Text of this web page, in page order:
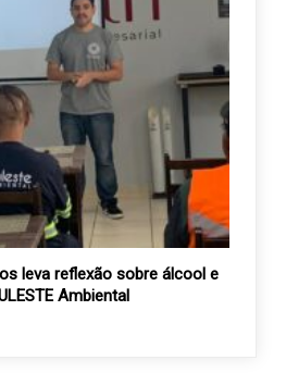
leva reflexão sobre álcool e
Ambiental